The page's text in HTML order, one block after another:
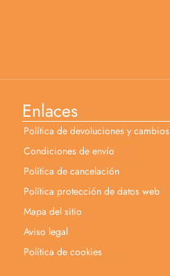
Enlaces
Política de devoluciones y cambios
Condiciones de envío
Política de cancelación
Política protección de datos web
Mapa del sitio
Aviso legal
Política de cookies